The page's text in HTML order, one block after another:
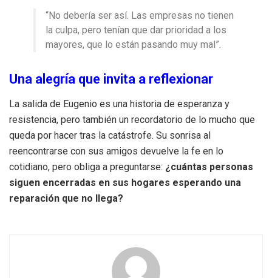
“No debería ser así. Las empresas no tienen
la culpa, pero tenían que dar prioridad a los
mayores, que lo están pasando muy mal”.
Una alegría que invita a reflexionar
La salida de Eugenio es una historia de esperanza y
resistencia, pero también un recordatorio de lo mucho que
queda por hacer tras la catástrofe. Su sonrisa al
reencontrarse con sus amigos devuelve la fe en lo
cotidiano, pero obliga a preguntarse: ¿cuántas personas
siguen encerradas en sus hogares esperando una
reparación que no llega?